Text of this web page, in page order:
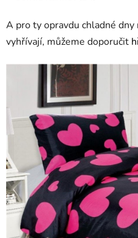
A pro ty opravdu chladné
vyhřívají, můžeme doporučit